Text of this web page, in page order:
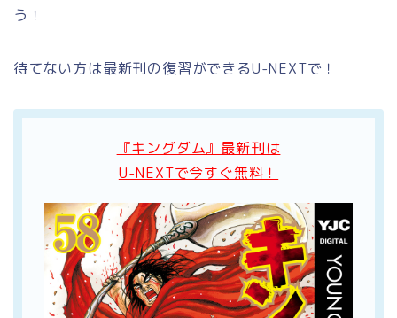
う！
待てない方は最新刊の復習ができるU-NEXTで！
『キングダム』最新刊は
U-NEXTで今すぐ無料！